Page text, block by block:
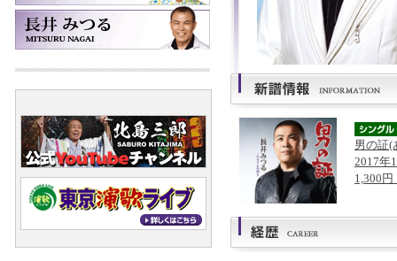
男の証(
2017年
1,300